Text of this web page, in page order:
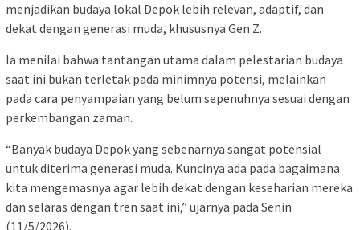
menjadikan budaya lokal Depok lebih relevan, adaptif, dan
dekat dengan generasi muda, khususnya Gen Z.
Ia menilai bahwa tantangan utama dalam pelestarian budaya
saat ini bukan terletak pada minimnya potensi, melainkan
pada cara penyampaian yang belum sepenuhnya sesuai dengan
perkembangan zaman.
“Banyak budaya Depok yang sebenarnya sangat potensial
untuk diterima generasi muda. Kuncinya ada pada bagaimana
kita mengemasnya agar lebih dekat dengan keseharian mereka
dan selaras dengan tren saat ini,” ujarnya pada Senin
(11/5/2026).